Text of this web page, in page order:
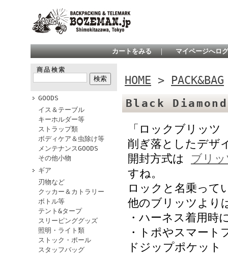
カートをみる ｜ マイページへロ
商品検索
GOODS
イス＆テーブル
キーホルダー等
ストラップ類
ボディケア＆虫除け等
メンテナンスGOODS
その他小物
ギア
刃物など
クッカー＆カトラリー
ボトル等
テント&タープ
スリーピンググッズ
照明・ライト類
ストック・ポール
スタッフバッグ
HOME > PACK&BAG
Black
「ロックブリッツ
削ぎ落としたデザ
開封方式は ブリ
すね。
ロックと名乗って
他のブリッツより
・ハーネス着用時
・トポやスマート
ドジップポケット